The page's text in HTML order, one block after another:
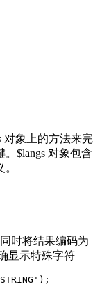
对象上的方法来完
$langs 对象包含
时将结果编码为
显示特殊字符